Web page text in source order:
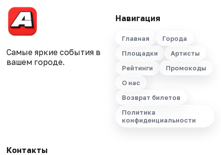
Самые яркие события в
вашем городе.
Навигация
Главная
Города
Площадки
Артисты
Рейтинги
Промокоды
О нас
Возврат билетов
Политика
конфиденциальности
Контакты